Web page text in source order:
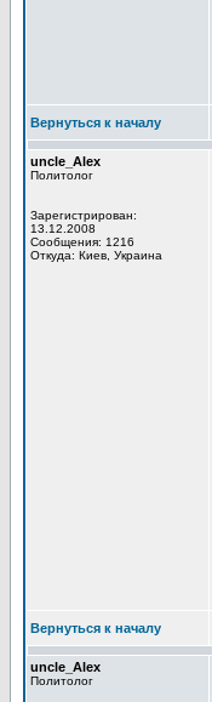
Вернуться к началу
uncle_Alex
Политолог
Зарегистрирован:
13.12.2008
Сообщения: 1216
Откуда: Киев, Украина
Вернуться к началу
uncle_Alex
Политолог